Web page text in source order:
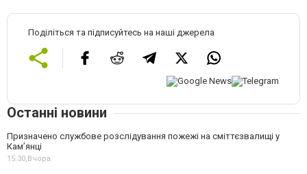
Поділіться та підписуйтесь на наші джерела
Останні новини
Призначено службове розслідування пожежі на сміттєзвалищі у
Кам’янці
15:30,Вчора